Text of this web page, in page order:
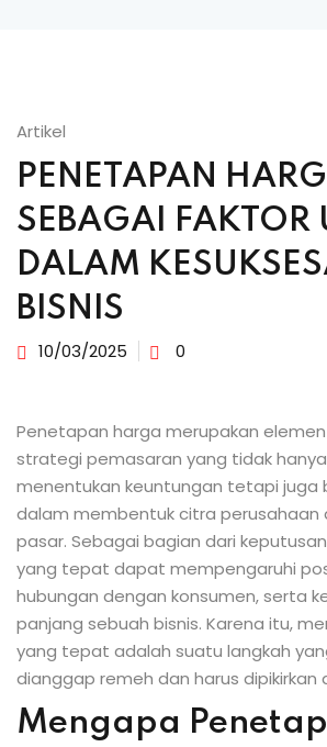
Artikel
PENETAPAN
SEBAGAI FAKTOR
DALAM
BISNIS
10/03/2025 0
Penetapan harga merupakan
strategi pemasaran yang tidak
menentukan keuntungan tetapi juga
dalam membentuk citra perusahaan
pasar. Sebagai bagian dari
yang tepat dapat mempengaruhi
hubungan dengan konsumen, serta
panjang sebuah bisnis. Karena itu,
yang tepat adalah suatu langkah
dianggap remeh dan harus dipikirkan
Mengapa